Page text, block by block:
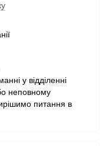
у відділенні
неповному
питання в